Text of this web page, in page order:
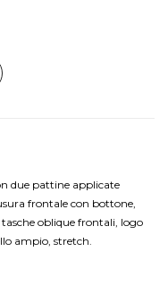
due pattine applicate
frontale con bottone,
oblique frontali, logo
ampio, stretch.